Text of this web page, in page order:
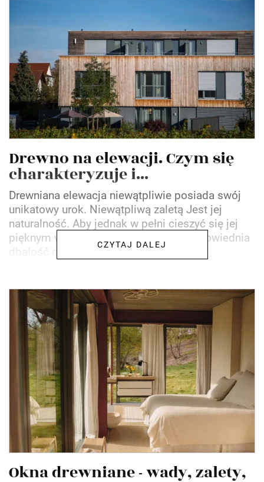
Drewno na elewacji. Czym się
charakteryzuje i...
Drewniana elewacja niewątpliwie posiada swój
unikatowy urok. Niewątpliwą zaletą Jest jej
naturalność. Aby jednak w pełni cieszyć się jej
pięknym wyglądem, niezbędna jest odpowiednia
dbałość oraz...
CZYTAJ DALEJ
Okna drewniane - wady, zalety,